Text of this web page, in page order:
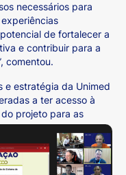
necessários para
de fortalecer a
e contribuir para a
comentou.
e estratégia da Unimed
a ter acesso à
projeto para as